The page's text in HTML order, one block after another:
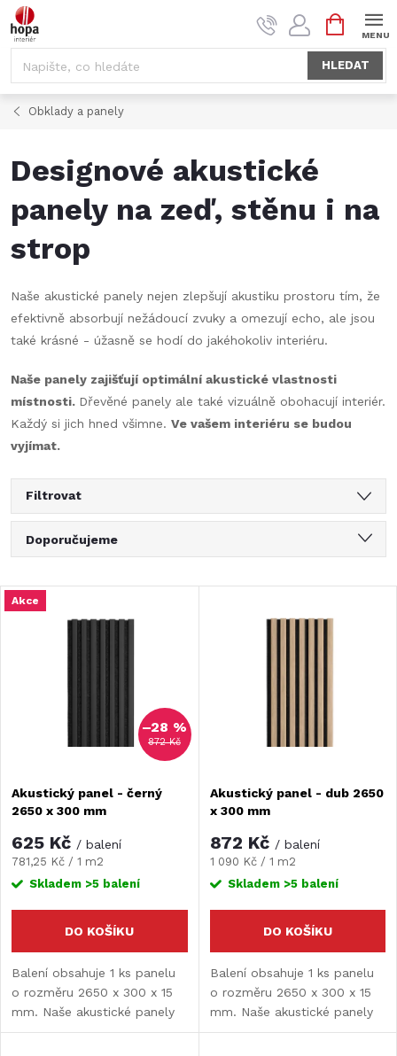
Přejít
na
HLEDAT
NÁKUPNÍ
KOŠÍK
Obklady a panely
Designové akustické
panely na zeď, stěnu i na
strop
Naše akustické panely nejen zlepšují akustiku prostoru tím, že
efektivně absorbují nežádoucí zvuky a omezují echo, ale jsou
také krásné - úžasně se hodí do jakéhokoliv interiéru.
Naše panely zajišťují optimální akustické vlastnosti
místnosti. Dřevěné panely ale také vizuálně obohacují interiér.
Každý si jich hned všimne. Ve vašem interiéru se budou
vyjímat.
Filtrovat
Ř
a
p
r
o
u
k
Doporučujeme
Nejdražší
V
s
p
r
o
d
u
Akce
872 Kč
–28 %
Akustický panel - černý
2650 x 300 mm
625 Kč / balení
Měrná
cena:
781,25 Kč / 1 m2
Skladem >5 balení
DO KOŠÍKU
Balení obsahuje 1 ks panelu
o rozměru 2650 x 300 x 15
mm. Naše akustické panely
představují skvělé řešení pro
Akustický panel - dub 2650
x 300 mm
872 Kč / balení
Měrná
cena:
1 090 Kč / 1 m2
Skladem >5 balení
DO KOŠÍKU
Balení obsahuje 1 ks panelu
o rozměru 2650 x 300 x 15
mm. Naše akustické panely
představují skvělé řešení pro